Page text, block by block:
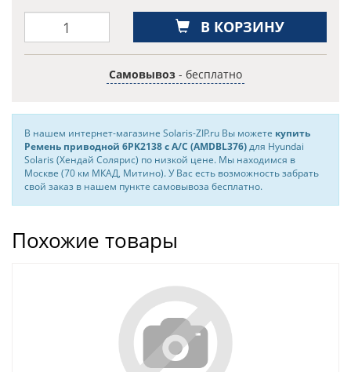
В КОРЗИНУ
Самовывоз - бесплатно
В нашем интернет-магазине Solaris-ZIP.ru Вы можете купить
Ремень приводной 6PK2138 c A/C (AMDBL376)для Hyundai
Solaris (Хендай Солярис) по низкой цене. Мы находимся в
Москве (70 км МКАД, Митино). У Вас есть возможность забрать
свой заказ в нашем пункте самовывоза бесплатно.
Похожие товары